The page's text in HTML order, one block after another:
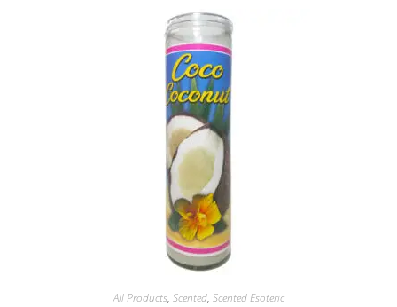
All Products, Scented, Scented Esoteric